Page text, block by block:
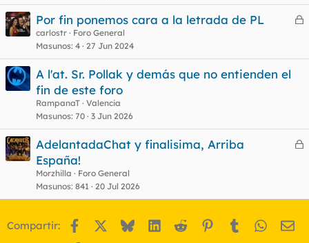
r
a
C
r
Por fin ponemos cara a la letrada de PL
carlostr
Foro General
Masunos 4 27 Jun 2024
A l'at. Sr. Pollak y demás que no entienden el
fin de este foro
RampanaT Valencia
Masunos 70 3 Jun 2026
C
a
AdelantadaChat y finalisima, Arriba
España!
Morzhilla
Foro General
Masunos 841 20 Jul 2026
Compartir: Facebook BlueskyLinkedIn
Reddit Pinterest
Tumblr